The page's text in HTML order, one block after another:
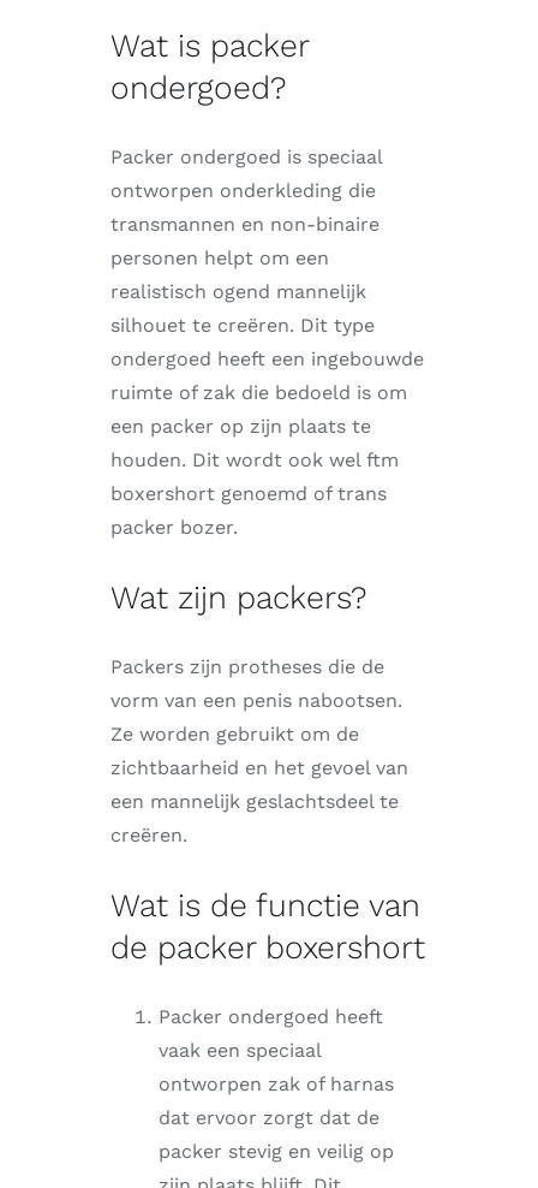
Wat is packer
ondergoed?
Packer ondergoed is speciaal
ontworpen onderkleding die
transmannen en non-binaire
personen helpt om een
realistisch ogend mannelijk
silhouet te creëren. Dit type
ondergoed heeft een ingebouwde
ruimte of zak die bedoeld is om
een packer op zijn plaats te
houden. Dit wordt ook wel ftm
boxershort genoemd of trans
packer bozer.
Wat zijn packers?
Packers zijn protheses die de
vorm van een penis nabootsen.
Ze worden gebruikt om de
zichtbaarheid en het gevoel van
een mannelijk geslachtsdeel te
creëren.
Wat is de functie van
de packer boxershort
Packer ondergoed heeft
vaak een speciaal
ontworpen zak of harnas
dat ervoor zorgt dat de
packer stevig en veilig op